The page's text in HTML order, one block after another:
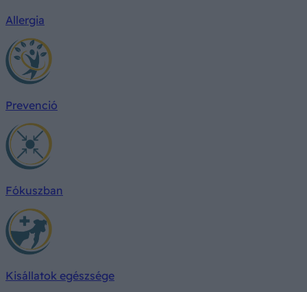
Allergia
Prevenció
Fókuszban
Kisállatok egészsége